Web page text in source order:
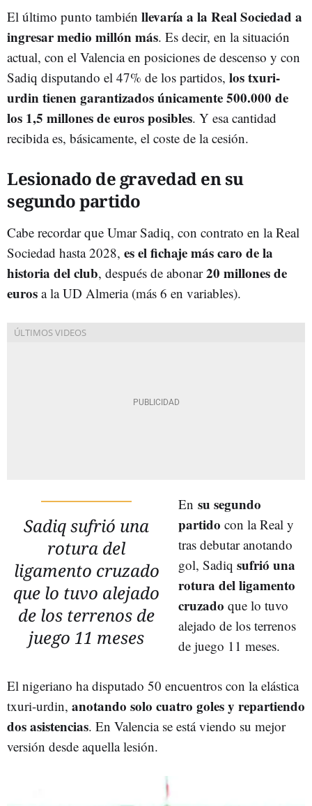
El último punto también llevaría a la Real Sociedad a
ingresar medio millón más. Es decir, en la situación
actual, con el Valencia en posiciones de descenso y con
Sadiq disputando el 47% de los partidos, los txuri-
urdin tienen garantizados únicamente 500.000 de
los 1,5 millones de euros posibles. Y esa cantidad
recibida es, básicamente, el coste de la cesión.
Lesionado de gravedad en su
segundo partido
Cabe recordar que Umar Sadiq, con contrato en la Real
Sociedad hasta 2028, es el fichaje más caro de la
historia del club, después de abonar20 millones de
euros a la UD Almeria (más 6 en variables).
Sadiq sufrió una
rotura del
ligamento cruzado
que lo tuvo alejado
de los terrenos de
juego 11 meses
En su segundo
partido con la Real y
tras debutar anotando
gol, Sadiq sufrió una
rotura del ligamento
cruzado que lo tuvo
alejado de los terrenos
de juego 11 meses.
El nigeriano ha disputado 50 encuentros con la elástica
txuri-urdin, anotando solo cuatro goles y repartiendo
dos asistencias. En Valencia se está viendo su mejor
versión desde aquella lesión.